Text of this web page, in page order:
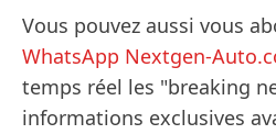
Vous pouvez aussi vous
WhatsApp Nextgen-
temps réel les "breaking
informations exclusives